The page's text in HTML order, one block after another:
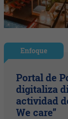
Enfoque
Portal de
digitaliza
actividad
We care”